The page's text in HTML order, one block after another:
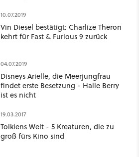
10.07.2019
Vin Diesel bestätigt: Charlize Theron
kehrt für Fast & Furious 9 zurück
04.07.2019
Disneys Arielle, die Meerjungfrau
findet erste Besetzung - Halle Berry
ist es nicht
19.03.2017
Tolkiens Welt - 5 Kreaturen, die zu
groß fürs Kino sind